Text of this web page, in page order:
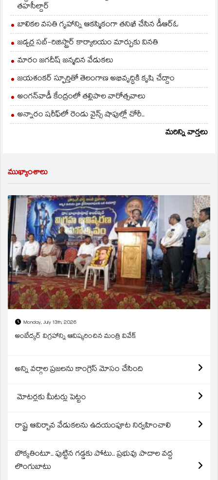
తహసీల్దార్
బాలికల వసతి గృహాన్ని ఆకస్మికంగా తనిఖీ చేసిన డీఆర్ఓ
జడ్చర్ల సబ్-రిజిస్ట్రార్ కార్యాలయం మార్పుకు వినతి
మారం జగదీష్ జన్మదిన వేడుకలు
జయశంకర్ స్ఫూర్తితో తెలంగాణ అభివృద్ధికి కృషి చేద్దాం
అంగన్‌వాడీ కేంద్రంలో తల్లిపాల వారోత్సవాలు
అన్నారం షరీఫ్‌లో రెండు వైన్స్ షాపుల్లో చోరీ..
మరిన్ని వార్తలు
ముఖ్యాంశాలు
Monday, July 13th, 2026
అంబేద్కర్ విగ్రహాన్ని ఆవిష్కరించిన మంత్రి వివేక్
అన్ని వర్గాల ప్రజలను కాంగ్రెస్ మోసం చేసింది
మోటర్లకు మీటర్లు పెట్టం
రాష్ట్ర ఆవిర్బావ వేడుకలను ఉదయంపూట నిర్వహించాలి
బొక్కతింటూ.. పుట్టిన గడ్డకు పోటు.. ప్రభువు పాదాల వద్ద
లొంగుబాటు